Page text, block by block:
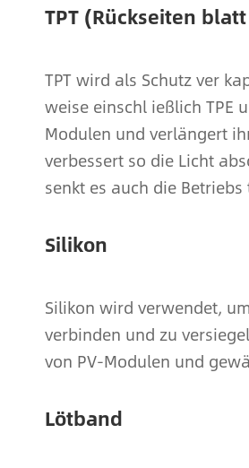
TPT (Rückseiten
TPT wird als Schutz ver
weise einschl ießlich TPE
Modulen und verlängert
verbessert so die Licht
senkt es auch die
Silikon
Silikon wird verwendet,
verbinden und zu
von PV-Modulen und
Lötband